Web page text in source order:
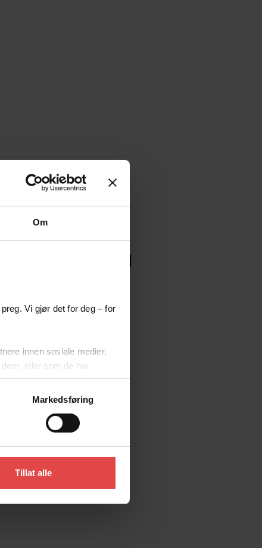
Om
Vi gjør det for deg – for
innen sosiale medier,
eller som de har
Markedsføring
Tillat alle
så
vi deg!